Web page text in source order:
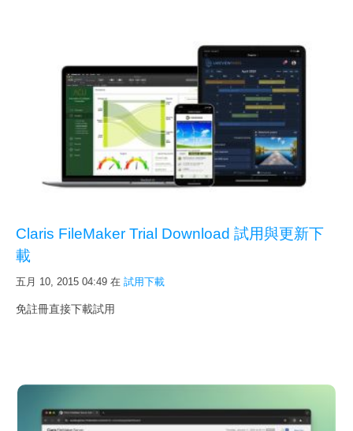
Claris FileMaker Trial Download 試用與更新下
載
五月 10, 2015 04:49 在 試用下載
免註冊直接下載試用